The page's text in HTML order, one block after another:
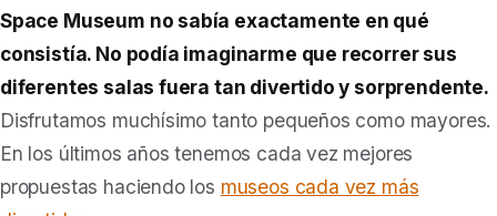
Space Museum no sabía exactamente en qué
consistía. No podía imaginarme que recorrer sus
diferentes salas fuera tan divertido y sorprendente.
Disfrutamos muchísimo tanto pequeños como mayores.
En los últimos años tenemos cada vez mejores
propuestas haciendo los museos cada vez más